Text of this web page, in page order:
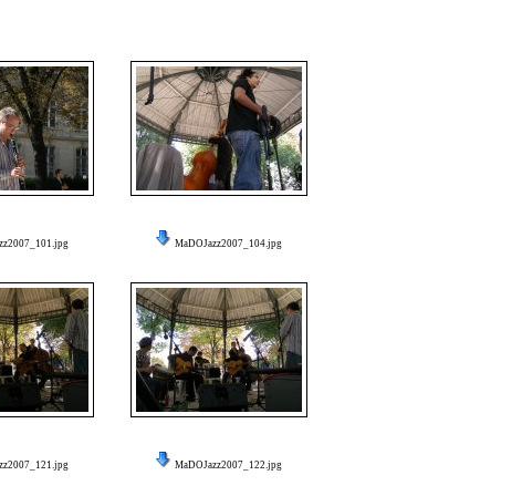
MaDOJazz2007_104.jpg
MaDOJazz2007_122.jpg